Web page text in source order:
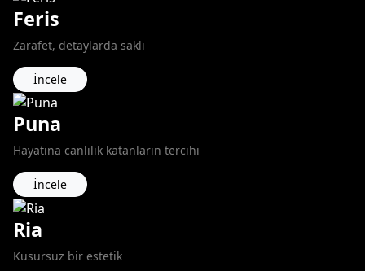
Feris
Zarafet, detaylarda saklı
İncele
Puna
Hayatına canlılık katanların tercihi
İncele
Ria
Kusursuz bir estetik